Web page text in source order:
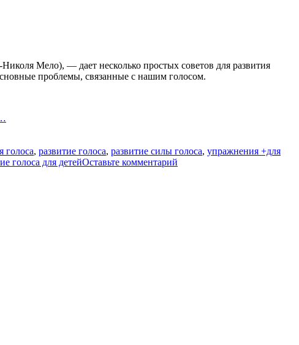
Мело), — дает несколько простых советов для развития
проблемы, связанные с нашим голосом.
голоса, развитие голоса, развитие силы голоса, упражнения +для
голоса для детейОставьте комментарий